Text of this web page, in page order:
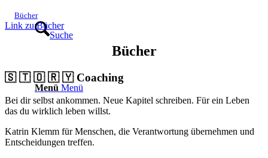
Suche
Menü Menü
Bücher
Link zu:Bücher
Bücher
🇸 🇹 🇴 🇷 🇾 Coaching
Bei dir selbst ankommen. Neue Kapitel schreiben. Für ein Leben
das du wirklich leben willst.
Katrin Klemm für Menschen, die Verantwortung übernehmen und
Entscheidungen treffen.